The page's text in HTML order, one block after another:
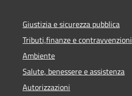
Giustizia e sicurezza pubblica
Tributi,finanze e contravvenzioni
Ambiente
Salute, benessere e assistenza
Autorizzazioni